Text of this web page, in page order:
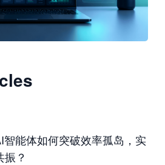
工作台
智能体如何突破效率孤岛，实
？